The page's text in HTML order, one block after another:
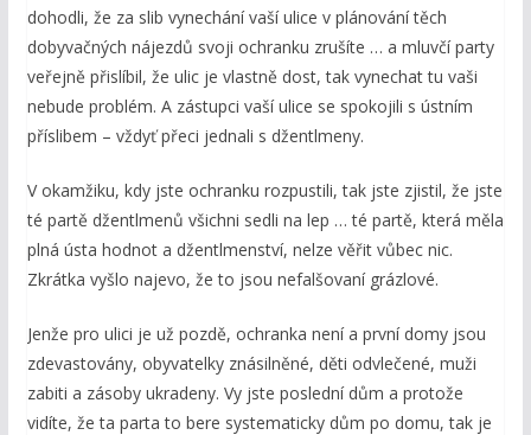
dohodli, že za slib vynechání vaší ulice v plánování těch
dobyvačných nájezdů svoji ochranku zrušíte … a mluvčí party
veřejně přislíbil, že ulic je vlastně dost, tak vynechat tu vaši
nebude problém. A zástupci vaší ulice se spokojili s ústním
příslibem – vždyť přeci jednali s džentlmeny.
V okamžiku, kdy jste ochranku rozpustili, tak jste zjistil, že jste
té partě džentlmenů všichni sedli na lep … té partě, která měla
plná ústa hodnot a džentlmenství, nelze věřit vůbec nic.
Zkrátka vyšlo najevo, že to jsou nefalšovaní grázlové.
Jenže pro ulici je už pozdě, ochranka není a první domy jsou
zdevastovány, obyvatelky znásilněné, děti odvlečené, muži
zabiti a zásoby ukradeny. Vy jste poslední dům a protože
vidíte, že ta parta to bere systematicky dům po domu, tak je